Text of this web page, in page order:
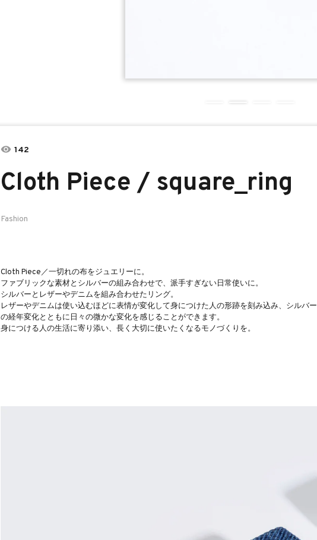
142
Cloth Piece / square_ring
Fashion
Cloth Piece／一切れの布をジュエリーに。
ファブリックな素材とシルバーの組み合わせで、派手すぎない日常使いに。
シルバーとレザーやデニムを組み合わせたリング。
レザーやデニムは使い込むほどに表情が変化して身につけた人の形跡を刻み込み、シルバー
の経年変化とともに日々の微かな変化を感じることができます。
身につける人の生活に寄り添い、長く大切に使いたくなるモノづくりを。